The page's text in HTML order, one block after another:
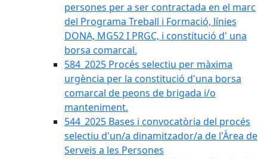
persones per a ser contractada en el marc
del Programa Treball i Formació, línies
DONA, MG52 I PRGC, i constitució d' una
borsa comarcal.
584_2025 Procés selectiu per màxima
urgència per la constitució d'una borsa
comarcal de peons de brigada i/o
manteniment.
544_2025 Bases i convocatòria del procés
selectiu d'un/a dinamitzador/a de l'Àrea de
Serveis a les Persones